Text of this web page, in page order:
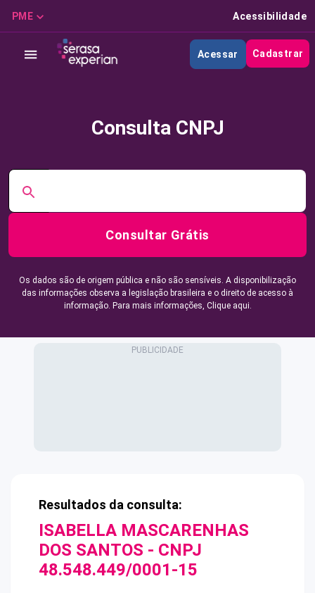
PME Acessibilidade
Acessar Cadastrar
Consulta CNPJ
Consultar Grátis
Os dados são de origem pública e não são sensíveis. A disponibilização
das informações observa a legislação brasileira e o direito de acesso à
informação. Para mais informações, Clique aqui.
Resultados da consulta:
ISABELLA MASCARENHAS
DOS SANTOS - CNPJ
48.548.449/0001-15